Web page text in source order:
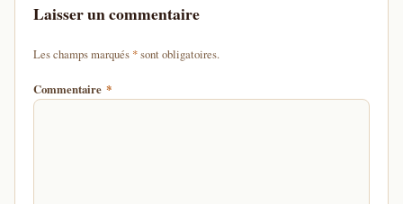
Laisser un commentaire
Les champs marqués *d'un astérisque
sont obligatoires.
Commentaire *